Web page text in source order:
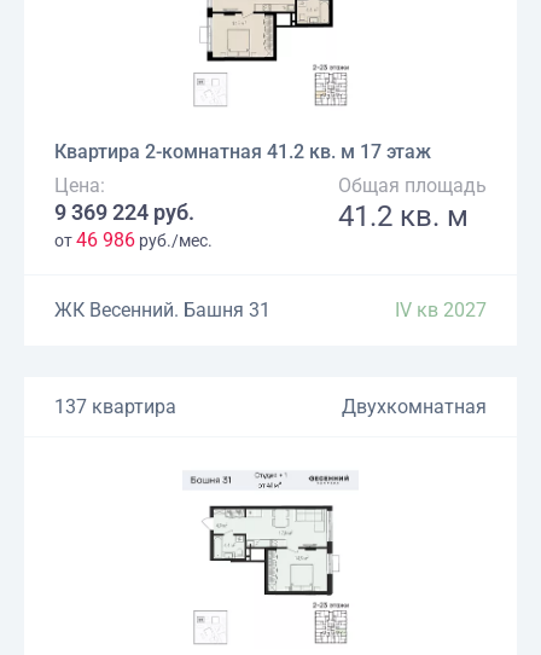
Квартира 2-комнатная 41.2 кв. м 17 этаж
Цена:
9 369 224 руб.
от46 986 руб./мес.
Общая площадь
41.2 кв. м
ЖК Весенний. Башня 31 IV кв 2027
137 квартира Двухкомнатная